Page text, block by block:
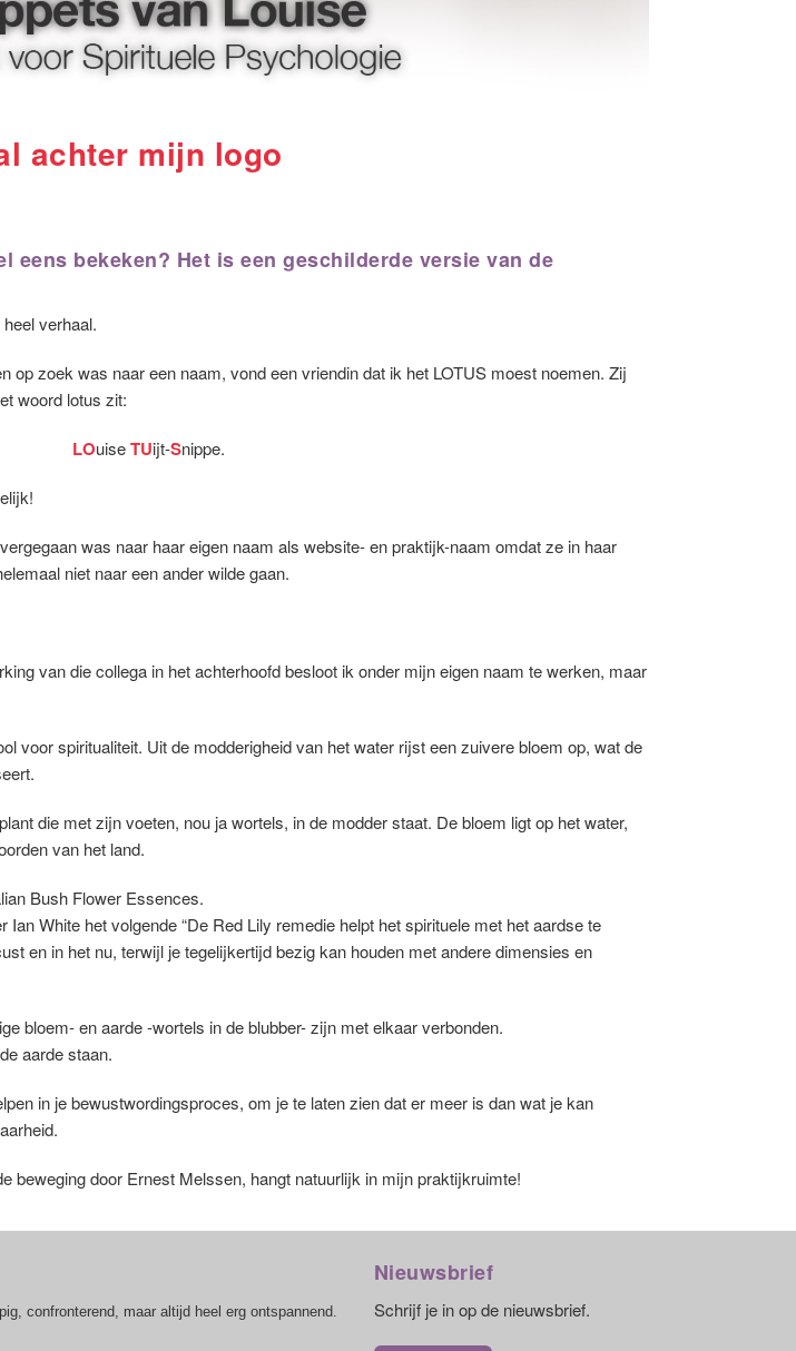
achter mijn logo
eens bekeken? Het is een geschilderde versie van de
verhaal.
op zoek was naar een naam, vond een vriendin dat ik het LOTUS moest noemen. Zij
woord lotus zit:
LOuiseTUijt-Snippe.
was naar haar eigen naam als website- en praktijk-naam omdat ze in haar
niet naar een ander wilde gaan.
van die collega in het achterhoofd besloot ik onder mijn eigen naam te werken, maar
voor spiritualiteit. Uit de modderigheid van het water rijst een zuivere bloem op, wat de
die met zijn voeten, nou ja wortels, in de modder staat. De bloem ligt op het water,
van het land.
Bush Flower Essences.
White het volgende “De Red Lily remedie helpt het spirituele met het aardse te
en in het nu, terwijl je tegelijkertijd bezig kan houden met andere dimensies en
bloem- en aarde -wortels in de blubber- zijn met elkaar verbonden.
aarde staan.
in je bewustwordingsproces, om je te laten zien dat er meer is dan wat je kan
beweging door Ernest Melssen, hangt natuurlijk in mijn praktijkruimte!
confronterend, maar altijd heel erg ontspannend.
Nieuwsbrief
Schrijf je in op de nieuwsbrief.